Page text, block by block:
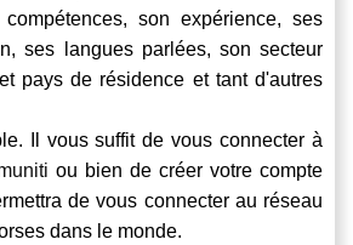
son expérience, ses
ses langues parlées, son secteur
pays de résidence et tant d'autres
Il vous suffit de vous connecter à
ou bien de créer votre compte
de vous connecter au réseau
dans le monde.